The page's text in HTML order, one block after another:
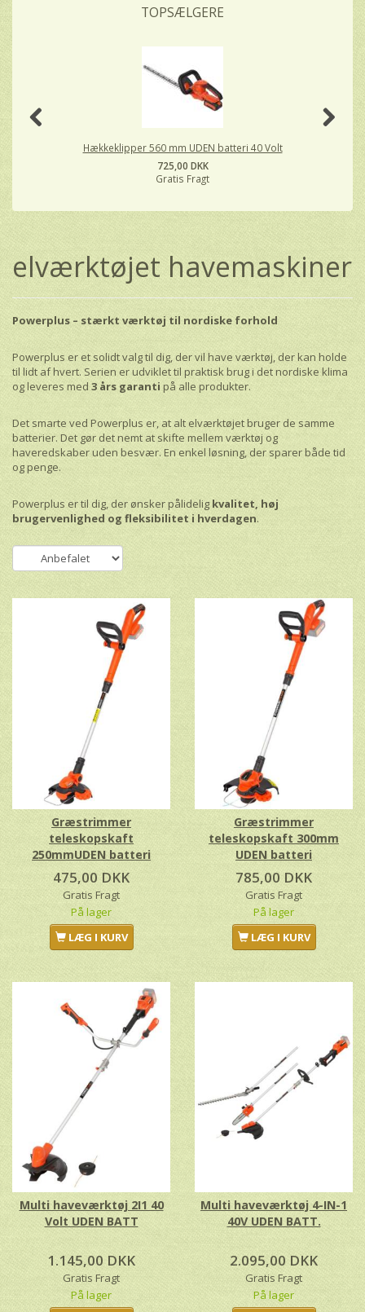
TOPSÆLGERE
Hækkeklipper 560 mm UDEN batteri 40 Volt
725,00 DKK
Gratis Fragt
elværktøjet havemaskiner
Powerplus – stærkt værktøj til nordiske forhold
Powerplus er et solidt valg til dig, der vil have værktøj, der kan holde
til lidt af hvert. Serien er udviklet til praktisk brug i det nordiske klima
og leveres med 3 års garanti på alle produkter.
Det smarte ved Powerplus er, at alt elværktøjet bruger de samme
batterier. Det gør det nemt at skifte mellem værktøj og
haveredskaber uden besvær. En enkel løsning, der sparer både tid
og penge.
Powerplus er til dig, der ønsker pålidelig kvalitet, høj
brugervenlighed og fleksibilitet i hverdagen.
Græstrimmer
teleskopskaft
250mmUDEN batteri
475,00 DKK
Gratis Fragt
På lager
LÆG I KURV
Græstrimmer
teleskopskaft 300mm
UDEN batteri
785,00 DKK
Gratis Fragt
På lager
LÆG I KURV
Multi haveværktøj 2I1 40
Volt UDEN BATT
1.145,00 DKK
Gratis Fragt
På lager
Multi haveværktøj 4-IN-1
40V UDEN BATT.
2.095,00 DKK
Gratis Fragt
På lager